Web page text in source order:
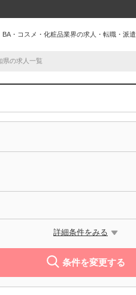
・コスメ・化粧品業界の求人・転職・派遣
県の求人一覧
詳細条件をみる
条件を変更する